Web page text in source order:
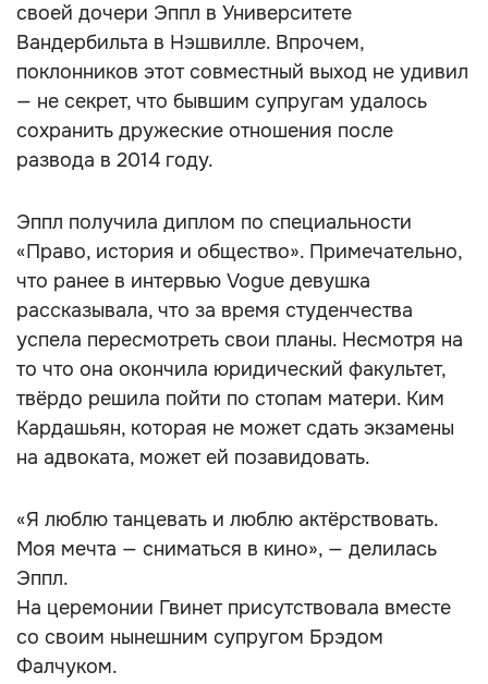
своей дочери Эппл в Университете
Вандербильта в Нэшвилле. Впрочем,
поклонников этот совместный выход не удивил
— не секрет, что бывшим супругам удалось
сохранить дружеские отношения после
развода в 2014 году.
Эппл получила диплом по специальности
«Право, история и общество». Примечательно,
что ранее в интервью Vogue девушка
рассказывала, что за время студенчества
успела пересмотреть свои планы. Несмотря на
то что она окончила юридический факультет,
твёрдо решила пойти по стопам матери. Ким
Кардашьян, которая не может сдать экзамены
на адвоката, может ей позавидовать.
«Я люблю танцевать и люблю актёрствовать.
Моя мечта — сниматься в кино», — делилась
Эппл.
На церемонии Гвинет присутствовала вместе
со своим нынешним супругом Брэдом
Фалчуком.